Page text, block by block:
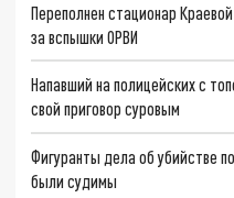
Переполнен стационар
за вспышки ОРВИ
Напавший на полицейских с
свой приговор суровым
Фигуранты дела об убийстве
были судимы